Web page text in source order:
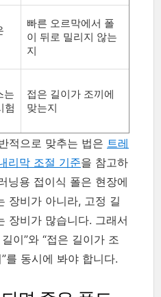
빠른 오르막에서 폴
이 뒤로 밀리지 않는
지
는
험
접은 길이가 조끼에
맞는지
적으로 맞추는 법은 트레
리막 조절 기준을 참고하
닝용 접이식 폴은 현장에
장비가 아니라, 고정 길
장비가 많습니다. 그래서
이”와 “접은 길이가 조
를 동시에 봐야 합니다.